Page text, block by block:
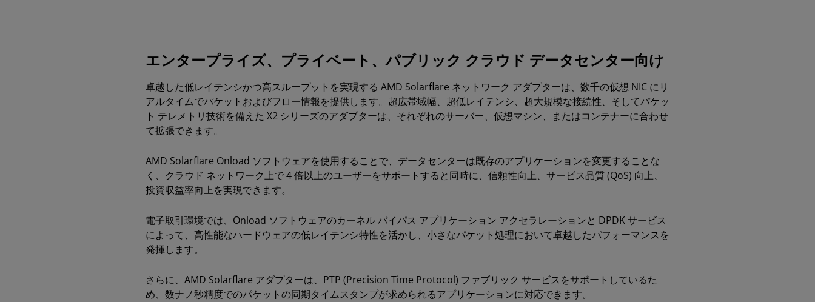
エンタープライズ、プライベート、パブリック クラウド データセンター向け
卓越した低レイテンシかつ高スループットを実現する AMD Solarflare ネットワーク アダプターは、数千の仮想 NIC にリ
アルタイムでパケットおよびフロー情報を提供します。超広帯域幅、超低レイテンシ、超大規模な接続性、そしてパケッ
ト テレメトリ技術を備えた X2 シリーズのアダプターは、それぞれのサーバー、仮想マシン、またはコンテナーに合わせ
て拡張できます。
AMD Solarflare Onload ソフトウェアを使用することで、データセンターは既存のアプリケーションを変更することな
く、クラウド ネットワーク上で 4 倍以上のユーザーをサポートすると同時に、信頼性向上、サービス品質 (QoS) 向上、
投資収益率向上を実現できます。
電子取引環境では、Onload ソフトウェアのカーネル バイパス アプリケーション アクセラレーションと DPDK サービス
によって、高性能なハードウェアの低レイテンシ特性を活かし、小さなパケット処理において卓越したパフォーマンスを
発揮します。
さらに、AMD Solarflare アダプターは、PTP (Precision Time Protocol) ファブリック サービスをサポートしているた
め、数ナノ秒精度でのパケットの同期タイムスタンプが求められるアプリケーションに対応できます。